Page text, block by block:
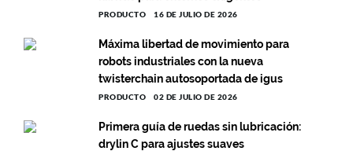
PRODUCTO 16 DE JULIO DE 2026
Máxima libertad de movimiento para
robots industriales con la nueva
twisterchain autosoportada de igus
PRODUCTO 02 DE JULIO DE 2026
Primera guía de ruedas sin lubricación:
drylin C para ajustes suaves